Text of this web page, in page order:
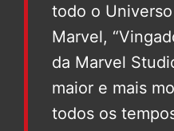
todo o
Marvel,
da Marvel
maior e mais
todos os